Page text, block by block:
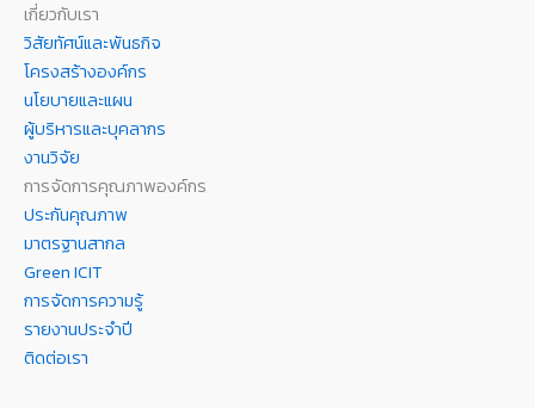
เกี่ยวกับเรา
วิสัยทัศน์และพันธกิจ
โครงสร้างองค์กร
นโยบายและแผน
ผู้บริหารและบุคลากร
งานวิจัย
การจัดการคุณภาพองค์กร
ประกันคุณภาพ
มาตรฐานสากล
Green ICIT
การจัดการความรู้
รายงานประจำปี
ติดต่อเรา